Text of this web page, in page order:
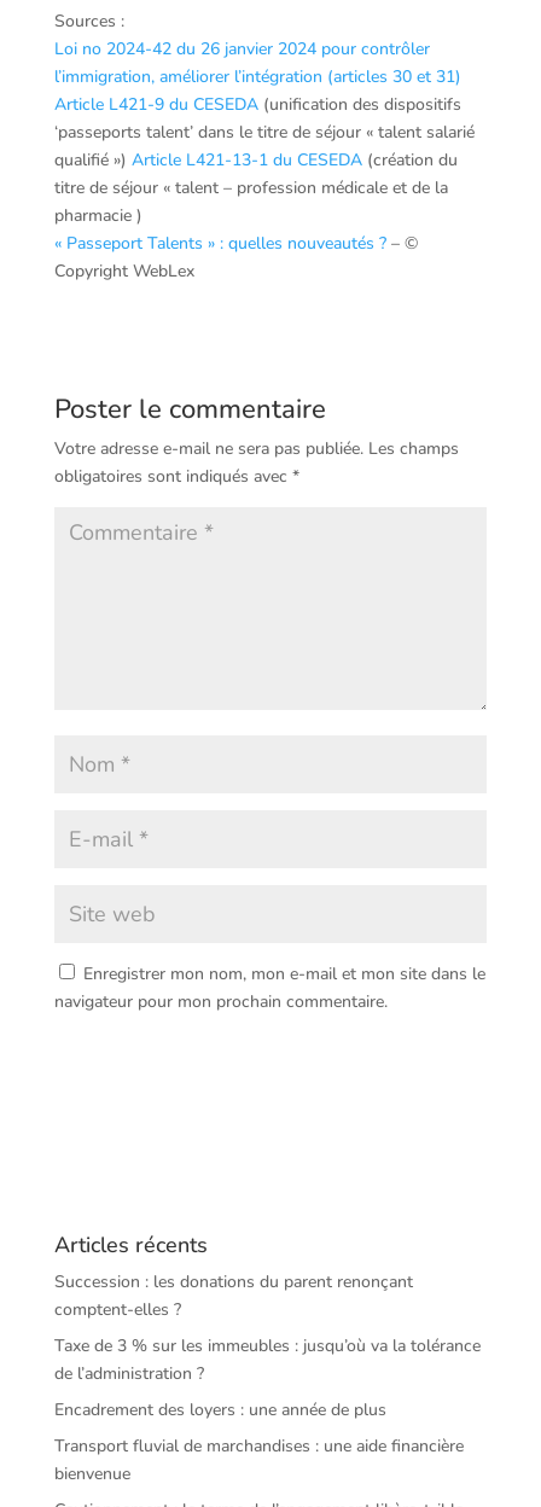
Sources :
Loi no 2024-42 du 26 janvier 2024 pour contrôler
l’immigration, améliorer l’intégration (articles 30 et 31)
Article L421-9 du CESEDA(unification des dispositifs
‘passeports talent’ dans le titre de séjour « talent salarié
qualifié ») Article L421-13-1 du CESEDA(création du
titre de séjour « talent – profession médicale et de la
pharmacie )
« Passeport Talents » : quelles nouveautés ?– ©
Copyright WebLex
Poster le commentaire
Votre adresse e-mail ne sera pas publiée. Les champs
obligatoires sont indiqués avec *
Enregistrer mon nom, mon e-mail et mon site dans le
navigateur pour mon prochain commentaire.
Articles récents
Succession : les donations du parent renonçant
comptent-elles ?
Taxe de 3 % sur les immeubles : jusqu’où va la tolérance
de l’administration ?
Encadrement des loyers : une année de plus
Transport fluvial de marchandises : une aide financière
bienvenue